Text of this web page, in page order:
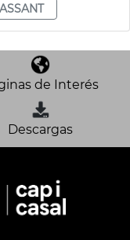
de Interés
Descargas